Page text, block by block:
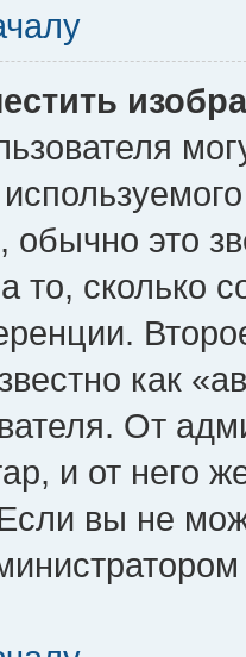
это
то, сколько
как
От
и от него
вы не